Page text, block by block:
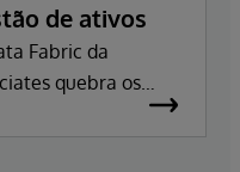
de ativos
Fabric da
quebra os
necessário